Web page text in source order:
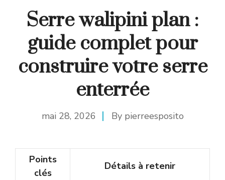
Serre walipini plan :
guide complet pour
construire votre serre
enterrée
mai 28, 2026 By pierreesposito
Points
clés
Détails à retenir